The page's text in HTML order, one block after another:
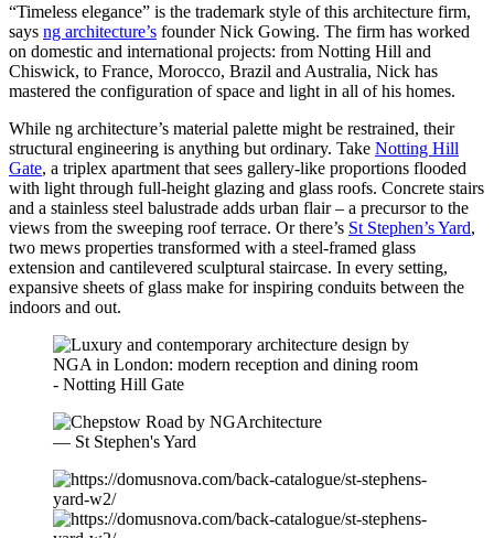
“Timeless elegance” is the trademark style of this architecture firm,
says ng architecture’s founder Nick Gowing. The firm has worked
on domestic and international projects: from Notting Hill and
Chiswick, to France, Morocco, Brazil and Australia, Nick has
mastered the configuration of space and light in all of his homes.
While ng architecture’s material palette might be restrained, their
structural engineering is anything but ordinary. Take Notting Hill
Gate, a triplex apartment that sees gallery-like proportions flooded
with light through full-height glazing and glass roofs. Concrete stairs
and a stainless steel balustrade adds urban flair – a precursor to the
views from the sweeping roof terrace. Or there’s St Stephen’s Yard,
two mews properties transformed with a steel-framed glass
extension and cantilevered sculptural staircase. In every setting,
expansive sheets of glass make for inspiring conduits between the
indoors and out.
- Notting Hill Gate
— St Stephen's Yard